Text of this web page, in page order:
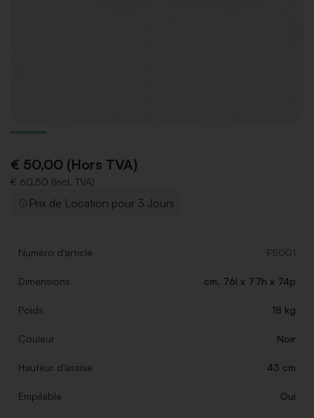
€ 50,00 (Hors TVA)
€ 60,50 (Incl. TVA)
Prix de Location pour 3 Jours
Numéro d'article FS001
Dimensions cm. 76l x 77h x 74p
Poids 18 kg
Couleur Noir
Hauteur d'assise 43 cm
Empilable Oui